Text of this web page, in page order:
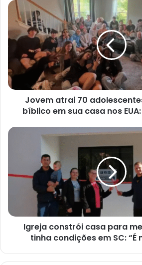
Jovem
atrai
70
adolescentes
para
estudo
bíblico
em
sua
“Avivamento”
Jovem atrai 70
bíblico em sua casa nos
Igreja
membro
condições
Igreja constrói casa para
tinha condições em SC: “É